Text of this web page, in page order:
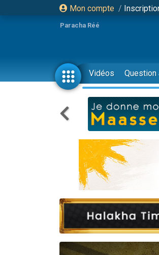
Mon compte /
Paracha Réé
Vidéos Question